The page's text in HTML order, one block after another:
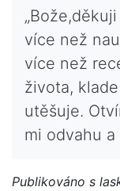
více než
více než
života,
utěšuje.
mi odvahu
Publikováno s